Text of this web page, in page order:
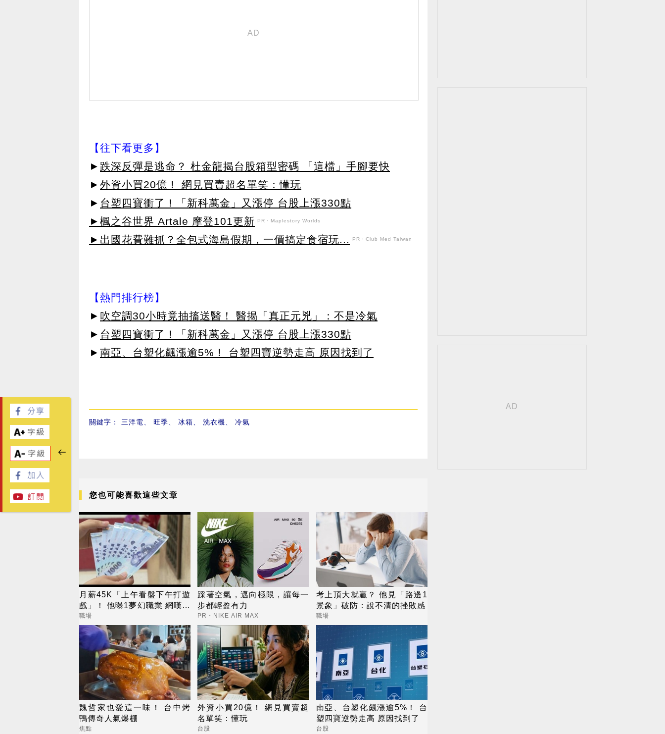
【往下看更多】
► 跌深反彈是逃命？ 杜金龍揭台股箱型密碼 「這檔」手腳要快
► 外資小買20億！ 網見買賣超名單笑：懂玩
► 台塑四寶衝了！「新科萬金」又漲停 台股上漲330點
►楓之谷世界 Artale 摩登101更新
PR・Maplestory Worlds
►出國花費難抓？全包式海島假期，一價搞定食宿玩... PR・Club Med Taiwan
【熱門排行榜】
► 吹空調30小時竟抽搐送醫！ 醫揭「真正元兇」：不是冷氣
► 台塑四寶衝了！「新科萬金」又漲停 台股上漲330點
► 南亞、台塑化飆漲逾5%！ 台塑四寶逆勢走高 原因找到了
關鍵字： 三洋電、 旺季、 冰箱、 洗衣機、 冷氣
您也可能喜歡這些文章
月薪45K「上午看盤下午打遊
戲」！ 他曝1夢幻職業 網嘆：
比保全爽
職場
踩著空氣，邁向極限，讓每一
步都輕盈有力
PR・NIKE AIR MAX
考上頂大就贏？ 他見「路邊1
景象」破防：說不清的挫敗感
職場
魏哲家也愛這一味！ 台中烤
鴨傳奇人氣爆棚
焦點
外資小買20億！ 網見買賣超
名單笑：懂玩
台股
南亞、台塑化飆漲逾5%！ 台
塑四寶逆勢走高 原因找到了
台股